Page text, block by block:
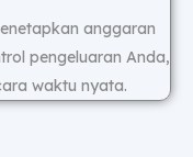
anggaran
pengeluaran Anda,
waktu nyata.